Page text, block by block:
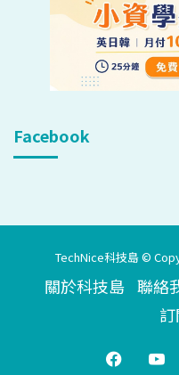
Facebook
TechNice科技島 ©
關於科技島 聯絡